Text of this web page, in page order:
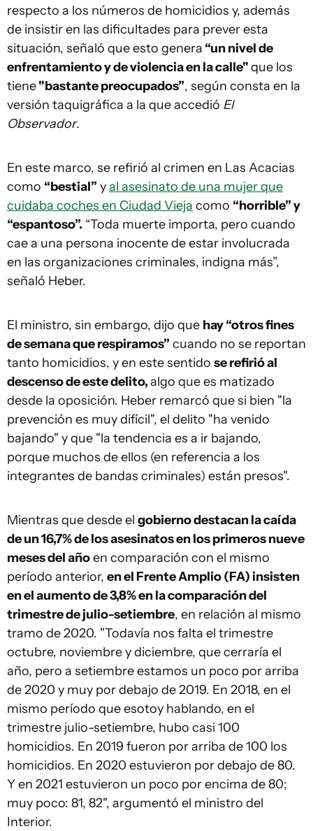
respecto a los números de homicidios y, además
de insistir en las dificultades para prever esta
situación, señaló que esto genera “un nivel de
enfrentamiento y de violencia en la calle"que los
tiene"bastante preocupados”, según consta en la
versión taquigráfica a la que accedió El
Observador.
En este marco, se refirió al crimen en Las Acacias
como “bestial” yal asesinato de una mujer que
cuidaba coches en Ciudad Vieja como “horrible” y
“espantoso”. “Toda muerte importa, pero cuando
cae a una persona inocente de estar involucrada
en las organizaciones criminales, indigna más”,
señaló Heber.
El ministro, sin embargo, dijo que hay “otros fines
de semana que respiramos” cuando no se reportan
tanto homicidios, y en este sentido se refirió al
descenso de este delito,algo que es matizado
desde la oposición. Heber remarcó que si bien "la
prevención es muy difícil", el delito "ha venido
bajando" y que "la tendencia es a ir bajando,
porque muchos de ellos (en referencia a los
integrantes de bandas criminales) están presos".
Mientras que desde el gobierno destacan la caída
de un 16,7% de los asesinatos en los primeros nueve
meses del añoen comparación con el mismo
período anterior, en el Frente Amplio (FA) insisten
en el aumento de 3,8% en la comparación del
trimestre de julio-setiembre, en relación al mismo
tramo de 2020. "Todavía nos falta el trimestre
octubre, noviembre y diciembre, que cerraría el
año, pero a setiembre estamos un poco por arriba
de 2020 y muy por debajo de 2019. En 2018, en el
mismo período que esotoy hablando, en el
trimestre julio-setiembre, hubo casi 100
homicidios. En 2019 fueron por arriba de 100 los
homicidios. En 2020 estuvieron por debajo de 80.
Y en 2021 estuvieron un poco por encima de 80;
muy poco: 81, 82", argumentó el ministro del
Interior.